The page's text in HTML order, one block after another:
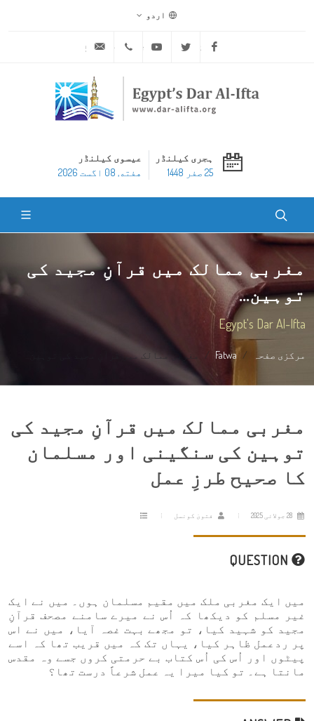
اردو
Facebook
Twitter
Youtube
ہجری کیلنڈر
25 صفر 1448
عیسوی کیلنڈر
هفته, 08 اگست 2026
مغربی ممالک میں قرآنِ مجید کی
توہین...
Egypt's Dar Al-Ifta
مرکزی صفحہ Fatwa مغربی ممالک میں قرآنِ مجید کی توہین...
مغربی ممالک میں قرآنِ مجید کی
توہین کی سنگینی اور مسلمان
کا صحیح طرزِ عمل
فتویٰ کونسل
میں ایک مغربی ملک میں مقیم مسلمان ہوں۔ میں نے ایک
غیر مسلم کو دیکھا کہ اُس نے میرے سامنے مصحف قرآنِ
مجید کو شہید کیا، تو مجھے بہت غصہ آیا، میں نے اس
پر ردعمل ظاہر کیا، یہاں تک کہ میں قریب تھا کہ اسے
پیٹوں اور اُس کی اُس کتاب بے حرمتی کروں جسے وہ مقدس
مانتا ہے۔ تو کیا میرا یہ عمل شرعاً درست تھا؟